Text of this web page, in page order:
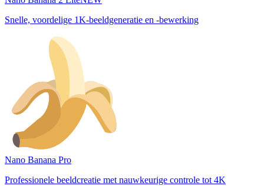
Snelle, voordelige 1K-beeldgeneratie en -bewerking
Nano Banana Pro
Professionele beeldcreatie met nauwkeurige controle tot 4K